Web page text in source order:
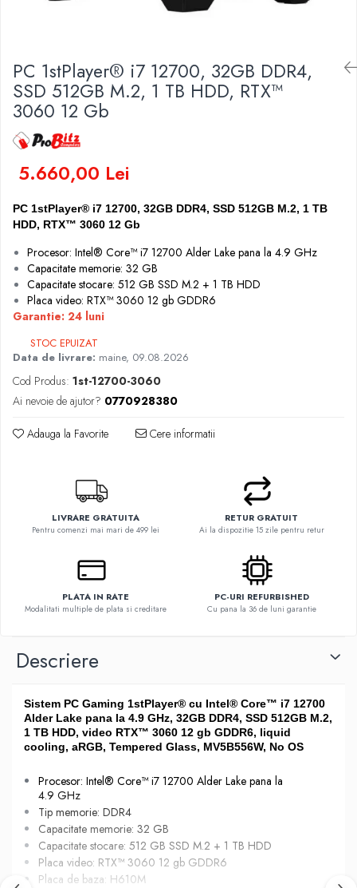
Genti Laptop
Standuri și Coolere Laptop
Alte accesorii
Card reader
Carcase
Placi de baza
Ventilatoare carcasa
Placi de baza REFURBISHED
Procesoare
PC All-in-One
Calculatoare All-in-One NOI
All-in-One REFURBISHED
Calculatoare All-in-One RENEW
Componente All-in-One
PC 1stPlayer® i7 12700, 32GB DDR4,
SSD 512GB M.2, 1 TB HDD, RTX™
3060 12 Gb
5.660,00 Lei
PC 1stPlayer® i7 12700, 32GB DDR4, SSD 512GB M.2, 1 TB
HDD, RTX™ 3060 12 Gb
Procesor: Intel® Core™ i7 12700 Alder Lake pana la 4.9 GHz
Capacitate memorie: 32 GB
Capacitate stocare: 512 GB SSD M.2 + 1 TB HDD
Placa video: RTX™ 3060 12 gb GDDR6
Garantie: 24 luni
STOC EPUIZAT
Data de livrare: maine, 09.08.2026
Cod Produs: 1st-12700-3060
Ai nevoie de ajutor? 0770928380
Adauga la Favorite Cere informatii
LIVRARE GRATUITA
Pentru comenzi mai mari de 499 lei
RETUR GRATUIT
Ai la dispozitie 15 zile pentru retur
PLATA IN RATE
Modalitati multiple de plata si creditare
PC-URI REFURBISHED
Cu pana la 36 de luni garantie
Descriere
Sistem PC Gaming 1stPlayer® cu Intel® Core™ i7 12700
Alder Lake pana la 4.9 GHz, 32GB DDR4, SSD 512GB M.2,
1 TB HDD, video RTX™ 3060 12 gb GDDR6, liquid
cooling, aRGB, Tempered Glass, MV5B556W, No OS
Procesor: Intel® Core™ i7 12700 Alder Lake pana la
4.9 GHz
Tip memorie: DDR4
Capacitate memorie: 32 GB
Capacitate stocare: 512 GB SSD M.2 + 1 TB HDD
Placa video: RTX™ 3060 12 gb GDDR6
Placa de baza: H610M